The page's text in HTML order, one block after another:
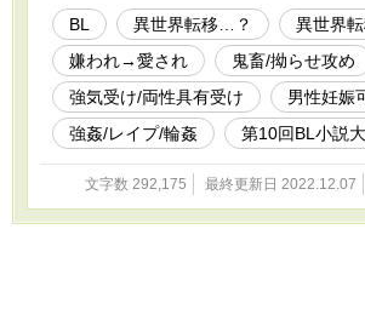
跡継ぎを産ませる「孕み腹」
は、背の高い、赤い目をした
た。 抵抗するリョウヤをベ
年は、冷ややかにこう告げた
おまえに身を持って教えて
価値を」 「そんなの、教え
か……ッ」 何をされてもへこ
めが振り回され、次第に骨
す。受けが攻めに救われる
だしそういう関係になるま
BL 異世界転移…？
異世界
嫌われ→愛され
鬼畜/拗らせ攻め
強気受け/両性具有受け
男性妊娠
強姦/レイプ/輪姦
第10回BL小説
文字数 292,175 最終更新日 2022.12.07